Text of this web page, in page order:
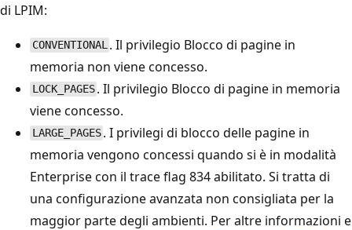
di LPIM:
CONVENTIONAL . Il privilegio Blocco di pagine in
memoria non viene concesso.
LOCK_PAGES . Il privilegio Blocco di pagine in memoria
viene concesso.
LARGE_PAGES . I privilegi di blocco delle pagine in
memoria vengono concessi quando si è in modalità
Enterprise con il trace flag 834 abilitato. Si tratta di
una configurazione avanzata non consigliata per la
maggior parte degli ambienti. Per altre informazioni e